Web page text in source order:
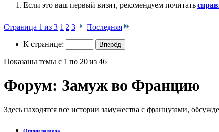
Если это ваш первый визит, рекомендуем почитать
Страница 1 из 3 1 2 3 Последняя
К странице:
Показаны темы с 1 по 20 из 46
Форум: Замуж во Францию
Здесь находятся все истории замужества с французами,
Опции раздела